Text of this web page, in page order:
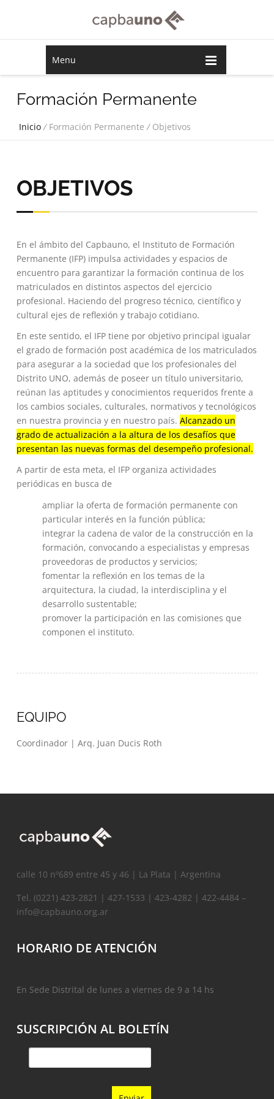
Menu
Formación Permanente
Inicio /Formación Permanente/Objetivos
OBJETIVOS
En el ámbito del Capbauno, el Instituto de Formación
Permanente (IFP) impulsa actividades y espacios de
encuentro para garantizar la formación continua de los
matriculados en distintos aspectos del ejercicio
profesional. Haciendo del progreso técnico, científico y
cultural ejes de reflexión y trabajo cotidiano.
En este sentido, el IFP tiene por objetivo principal igualar
el grado de formación post académica de los matriculados
para asegurar a la sociedad que los profesionales del
Distrito UNO, además de poseer un título universitario,
reúnan las aptitudes y conocimientos requeridos frente a
los cambios sociales, culturales, normativos y tecnológicos
en nuestra provincia y en nuestro país. Alcanzado un
grado de actualización a la altura de los desafíos que
presentan las nuevas formas del desempeño profesional.
A partir de esta meta, el IFP organiza actividades
periódicas en busca de
ampliar la oferta de formación permanente con
particular interés en la función pública;
integrar la cadena de valor de la construcción en la
formación, convocando a especialistas y empresas
proveedoras de productos y servicios;
fomentar la reflexión en los temas de la
arquitectura, la ciudad, la interdisciplina y el
desarrollo sustentable;
promover la participación en las comisiones que
componen el instituto.
EQUIPO
Coordinador | Arq. Juan Ducis Roth
calle 10 nº689 entre 45 y 46 | La Plata | Argentina
Tel. (0221) 423-2821 | 427-1533 | 423-4282 | 422-4484 –
info@capbauno.org.ar
HORARIO DE ATENCIÓN
En Sede Distrital de lunes a viernes de 9 a 14 hs
SUSCRIPCIÓN AL BOLETÍN